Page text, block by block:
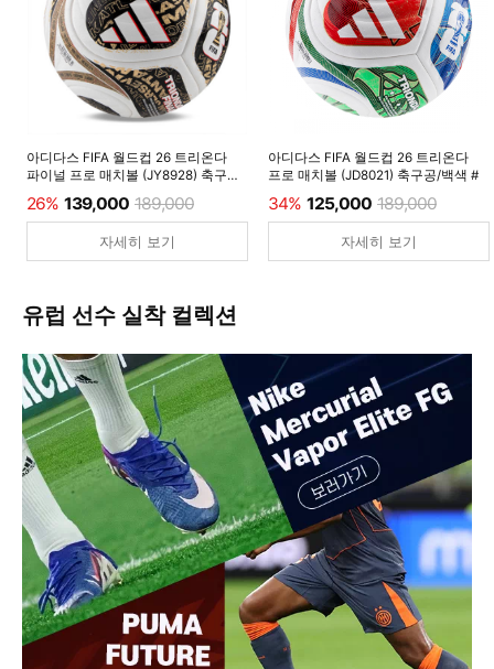
아디다스 FIFA 월드컵 26 트리온다
파이널 프로 매치볼 (JY8928) 축구공/
26% 139,000 189,000
자세히 보기
아디다스 FIFA 월드컵 26 트리온다
프로 매치볼 (JD8021) 축구공/백색 #
34% 125,000 189,000
자세히 보기
유럽 선수 실착 컬렉션